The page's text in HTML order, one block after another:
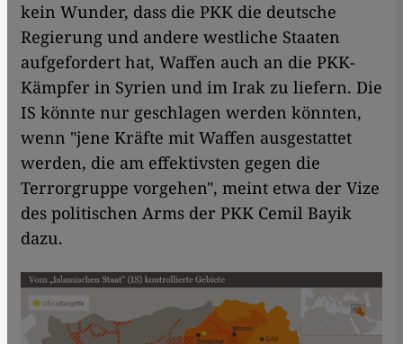
kein Wunder, dass die PKK die deutsche
Regierung und andere westliche Staaten
aufgefordert hat, Waffen auch an die PKK-
Kämpfer in Syrien und im Irak zu liefern. Die
IS könnte nur geschlagen werden könnten,
wenn "jene Kräfte mit Waffen ausgestattet
werden, die am effektivsten gegen die
Terrorgruppe vorgehen", meint etwa der Vize
des politischen Arms der PKK Cemil Bayik
dazu.